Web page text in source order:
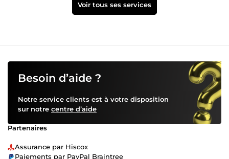
Voir tous ses services
Besoin d’aide ?
Notre service clients est à votre disposition
sur notre centre d’aide
Partenaires
Assurance par Hiscox
Paiements par PayPal Braintree